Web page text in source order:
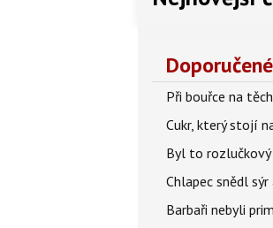
Při bouřce na
Cukr, který stojí
Byl to
Chlapec snědl
Barbaři nebyli